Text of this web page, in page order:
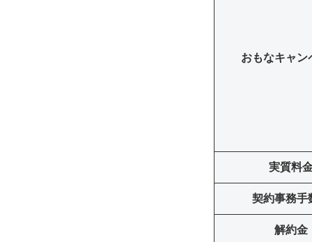
おもなキャン
実質料
契約事務手
解約金